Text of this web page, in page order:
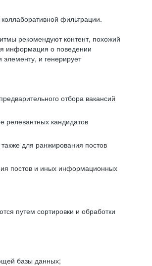
фильтрации.
рекомендуют контент, похожий
информация о поведении
и генерирует
отбора вакансий
релевантных кандидатов
для ранжирования постов
постов и иных информационных
путем сортировки и обработки
базы данных;